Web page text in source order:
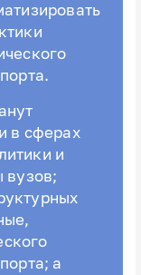
в сферах
и
вузов;
а